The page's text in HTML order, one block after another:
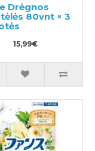
Drėgnos
80vnt × 3
15,99€